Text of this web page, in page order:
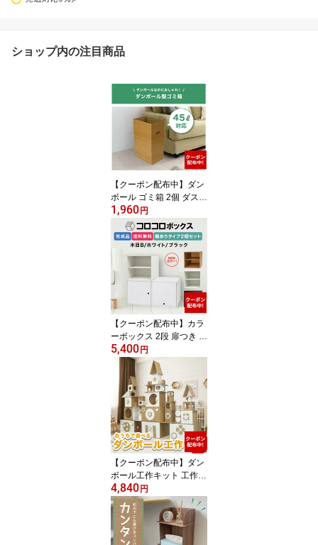
ショップ内の注目商品
【クーポン配布中】ダン
ボール ゴミ箱 2個 ダスト
ボックス 段ボール 45L 4
5リットル ごみ箱 ごみば
こ ゴミばこ 頑丈 軽量 軽
い おしゃれ かわいい ス
リム 分別 家庭 子供部屋
キッチン 屋外 屋内 BBQ
アウトドア イベント 2セ
ット
1,960円
【クーポン配布中】カラ
ーボックス 2段 扉つき 2
個 完成品 組立不要 ダン
ボール 段ボール 家具 収
納 棚 本棚 ラック 軽量 軽
い キューブボックス A4
おしゃれ オシャレ 北欧
オーク 木目 横置き 縦置
き組み合わせ自由 イベン
ト 収納 2セット
5,400円
【クーポン配布中】ダン
ボール工作キット 工作キ
ット ダンボール工作 ダ
ンボール 段ボール 工作
手作り クラフト 自由研
究 知育 想像力 発想力 ギ
フト 誕生日 幼稚園 保育
4,840円